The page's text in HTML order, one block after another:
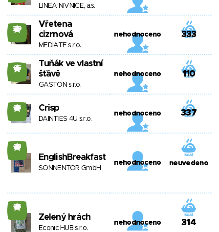
LINEA NIVNICE, a.s.
20
Vřetena
cizrnová
MEDIATE s.r.o.
nehodnoceno 333
25
Tuňák ve vlastní
šťávě
GASTON s.r.o.
nehodnoceno 110
25 Crisp
DAINTIES 4U s.r.o.
nehodnoceno 337
23
EnglishBreakfast
SONNENTOR GmbH
nehodnoceno neuvedeno
26
Zelený hrách
Econic HUB s.r.o.
nehodnoceno 314